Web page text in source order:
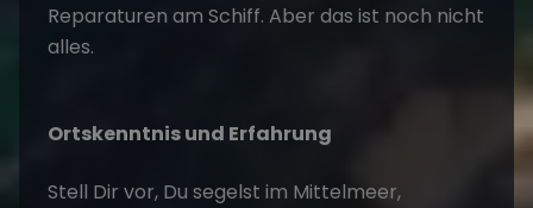
Reparaturen am Schiff. Aber das ist noch nicht
alles.
Ortskenntnis und Erfahrung
Stell Dir vor, Du segelst im Mittelmeer,